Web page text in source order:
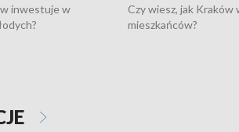
inwestuje w
Czy wiesz, jak Kraków
mieszkańców?